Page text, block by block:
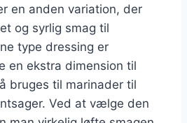
en anden variation, der
og syrlig smag til
type dressing er
en ekstra dimension til
bruges til marinader til
Ved at vælge den